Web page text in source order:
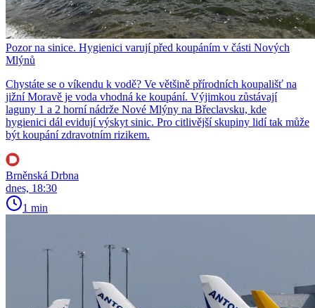
Pozor na sinice. Hygienici varují před koupáním v části Nových
Mlýnů
Chystáte se o víkendu k vodě? Ve většině přírodních koupališť na
jižní Moravě je voda vhodná ke koupání. Výjimkou zůstávají
laguny 1 a 2 horní nádrže Nové Mlýny na Břeclavsku, kde
hygienici dál evidují výskyt sinic. Pro citlivější skupiny lidí tak může
být koupání zdravotním rizikem.
Brněnská Drbna
dnes, 18:30
1 min